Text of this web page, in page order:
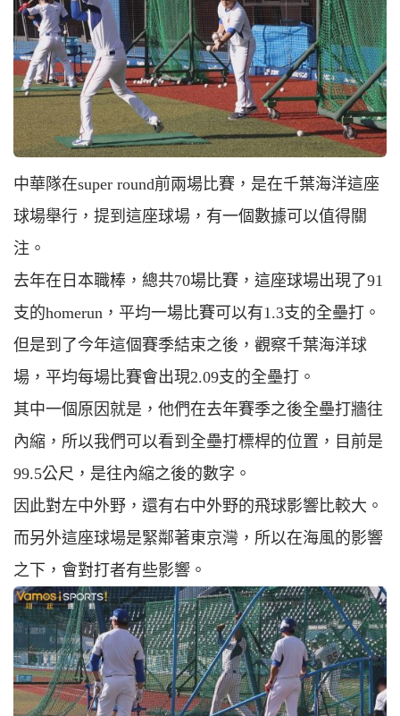
中華隊在super round前兩場比賽，是在千葉海洋這座
球場舉行，提到這座球場，有一個數據可以值得關
注。
去年在日本職棒，總共70場比賽，這座球場出現了91
支的homerun，平均一場比賽可以有1.3支的全壘打。
但是到了今年這個賽季結束之後，觀察千葉海洋球
場，平均每場比賽會出現2.09支的全壘打。
其中一個原因就是，他們在去年賽季之後全壘打牆往
內縮，所以我們可以看到全壘打標桿的位置，目前是
99.5公尺，是往內縮之後的數字。
因此對左中外野，還有右中外野的飛球影響比較大。
而另外這座球場是緊鄰著東京灣，所以在海風的影響
之下，會對打者有些影響。